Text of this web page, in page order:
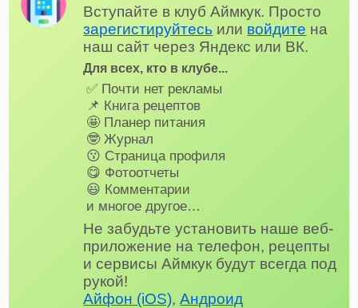
Вступайте в клуб Аймкук. Просто
зарегистируйтесь или войдите на
наш сайт через Яндекс или ВК.
Для всех, кто в клубе...
✅ Почти нет рекламы
📌 Книга рецептов
🤩 Планер питания
🤓 Журнал
😗 Страница профиля
😋 Фотоотчеты
😃 Комментарии
и многое другое…
Не забудьте установить наше веб-
приложение на телефон, рецепты
и сервисы Аймкук будут всегда под
рукой!
Айфон (iOS),Андроид